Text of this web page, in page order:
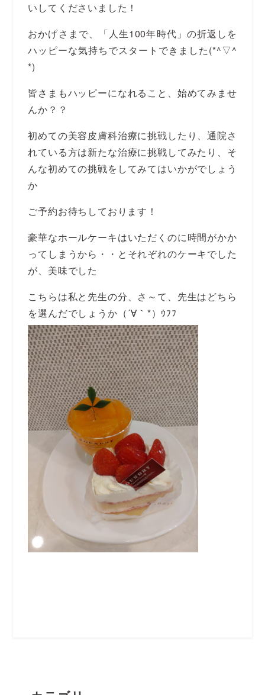
いしてくださいました！
おかげさまで、「人生100年時代」の折返しを
ハッピーな気持ちでスタートできました(*^▽^
*)
皆さまもハッピーになれること、始めてみませ
んか？？
初めての美容皮膚科治療に挑戦したり、通院さ
れている方は新たな治療に挑戦してみたり、そ
んな初めての挑戦をしてみてはいかがでしょう
か
ご予約お待ちしております！
豪華なホールケーキはいただくのに時間がかか
ってしまうから・・とそれぞれのケーキでした
が、美味でした
こちらは私と先生の分、さ～て、先生はどちら
を選んだでしょうか（´∀｀*）ｳﾌﾌ